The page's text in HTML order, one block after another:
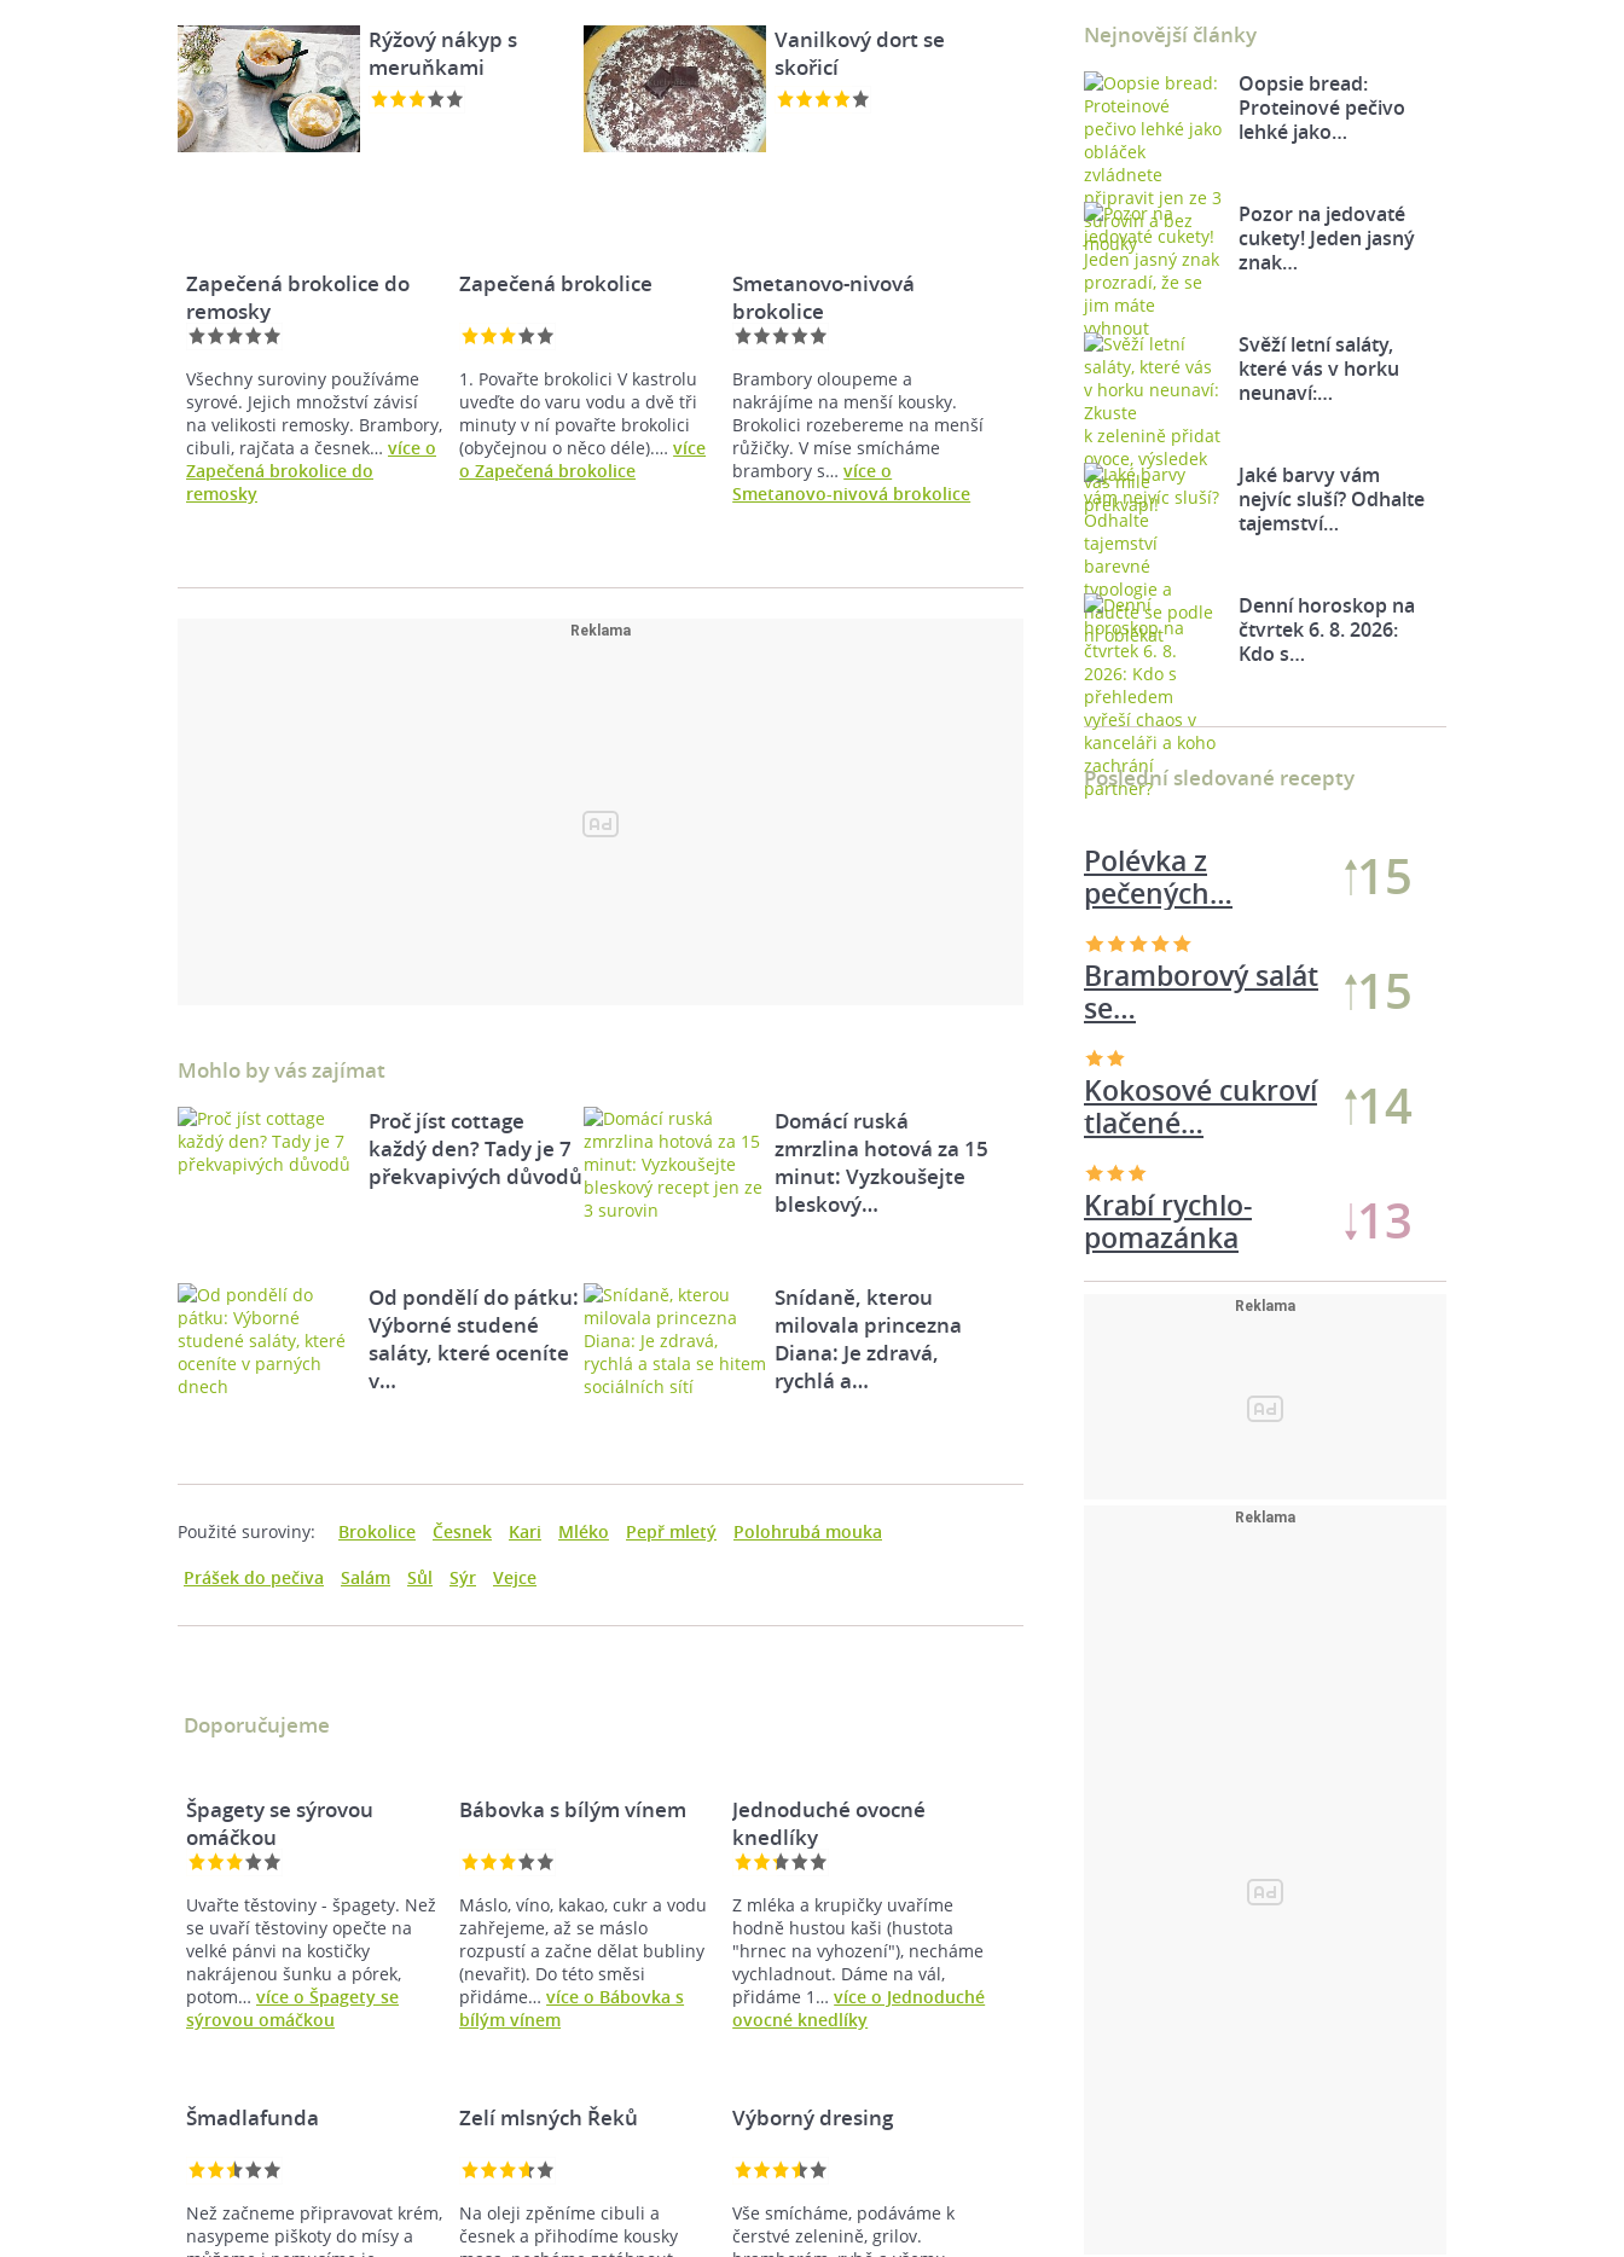
Rýžový nákyp s
meruňkami
Vanilkový dort se
skořicí
Zapečená brokolice do
remosky
Všechny suroviny používáme
syrové. Jejich množství závisí
na velikosti remosky. Brambory,
cibuli, rajčata a česnek… více o
Zapečená brokolice do
remosky
Zapečená brokolice
1. Povařte brokolici V kastrolu
uveďte do varu vodu a dvě tři
minuty v ní povařte brokolici
(obyčejnou o něco déle).…více
o Zapečená brokolice
Smetanovo-nivová
brokolice
Brambory oloupeme a
nakrájíme na menší kousky.
Brokolici rozebereme na menší
růžičky. V míse smícháme
brambory s…více o
Smetanovo-nivová brokolice
Mohlo by vás zajímat
Proč jíst cottage
každý den? Tady je 7
překvapivých důvodů
Domácí ruská
zmrzlina hotová za 15
minut: Vyzkoušejte
bleskový…
Od pondělí do pátku:
Výborné studené
saláty, které oceníte
v…
Snídaně, kterou
milovala princezna
Diana: Je zdravá,
rychlá a…
Použité suroviny: Brokolice Česnek Kari Mléko Pepř mletý
Polohrubá mouka
Prášek do pečiva
Salám Sůl Sýr Vejce
Doporučujeme
Špagety se sýrovou
omáčkou
Uvařte těstoviny - špagety. Než
se uvaří těstoviny opečte na
velké pánvi na kostičky
nakrájenou šunku a pórek,
potom… více o Špagety se
sýrovou omáčkou
Bábovka s bílým vínem
Máslo, víno, kakao, cukr a vodu
zahřejeme, až se máslo
rozpustí a začne dělat bubliny
(nevařit). Do této směsi
přidáme…více o Bábovka s
bílým vínem
Jednoduché ovocné
knedlíky
Z mléka a krupičky uvaříme
hodně hustou kaši (hustota
"hrnec na vyhození"), necháme
vychladnout. Dáme na vál,
přidáme 1…více o Jednoduché
ovocné knedlíky
Šmadlafunda
Než začneme připravovat krém,
nasypeme piškoty do mísy a
Zelí mlsných Řeků
Na oleji zpěníme cibuli a
česnek a přihodíme kousky
Výborný dresing
Vše smícháme, podáváme k
čerstvé zelenině, grilov.
Nejnovější články
Oopsie bread:
Proteinové pečivo
lehké jako…
Pozor na jedovaté
cukety! Jeden jasný
znak…
Svěží letní saláty,
které vás v horku
neunaví:…
Jaké barvy vám
nejvíc sluší? Odhalte
tajemství…
Denní horoskop na
čtvrtek 6. 8. 2026:
Kdo s…
Poslední sledované recepty
Polévka z
pečených… 15
Krabí rychlo-
pomazánka
11
Kokosové cukroví
tlačené…
16
Bramborový salát
se…
17